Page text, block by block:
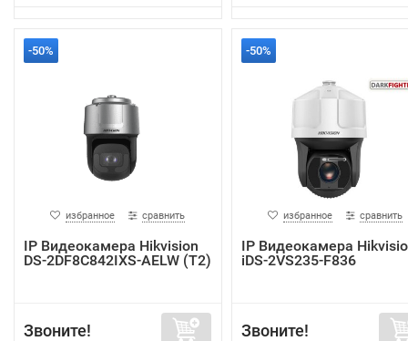
-50%
избранное сравнить
IP Видеокамера Hikvision
DS-2DF8C842IXS-AELW (T2)
Звоните!
-50%
избранное сравнить
IP Видеокамера
iDS-2VS235-F836
Звоните!